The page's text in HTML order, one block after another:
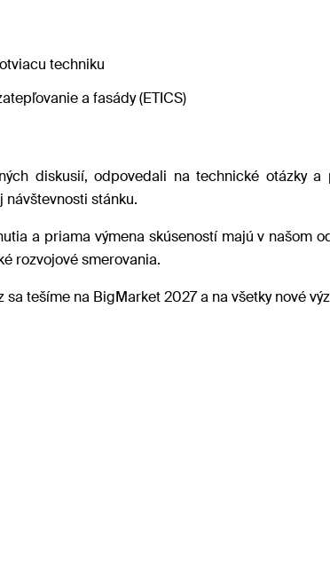
techniku
a fasády (ETICS)
diskusií, odpovedali na technické otázky
stánku.
a priama výmena skúseností majú v našom
rozvojové smerovania.
tešíme na BigMarket 2027 a na všetky nové